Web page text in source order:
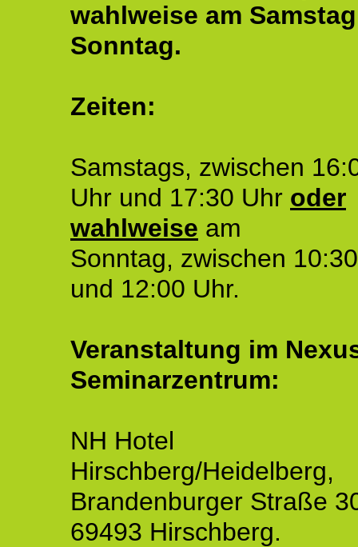
wahlweise am
Sonntag.
Zeiten:
Samstags, zwischen
Uhr und 17:30 Uhr oder
wahlweise am
Sonntag, zwischen
und 12:00 Uhr.
Veranstaltung im
Seminarzentrum:
NH Hotel
Hirschberg/Heidelberg,
Brandenburger Straße
69493 Hirschberg.